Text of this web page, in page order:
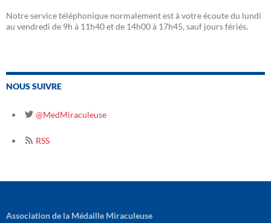
Notre service téléphonique normalement est à votre écoute du lundi
au vendredi de 9h à 11h40 et de 14h00 à 17h45, sauf jours fériés.
NOUS SUIVRE
@MedMiraculeuse
RSS
Association de la Médaille Miraculeuse